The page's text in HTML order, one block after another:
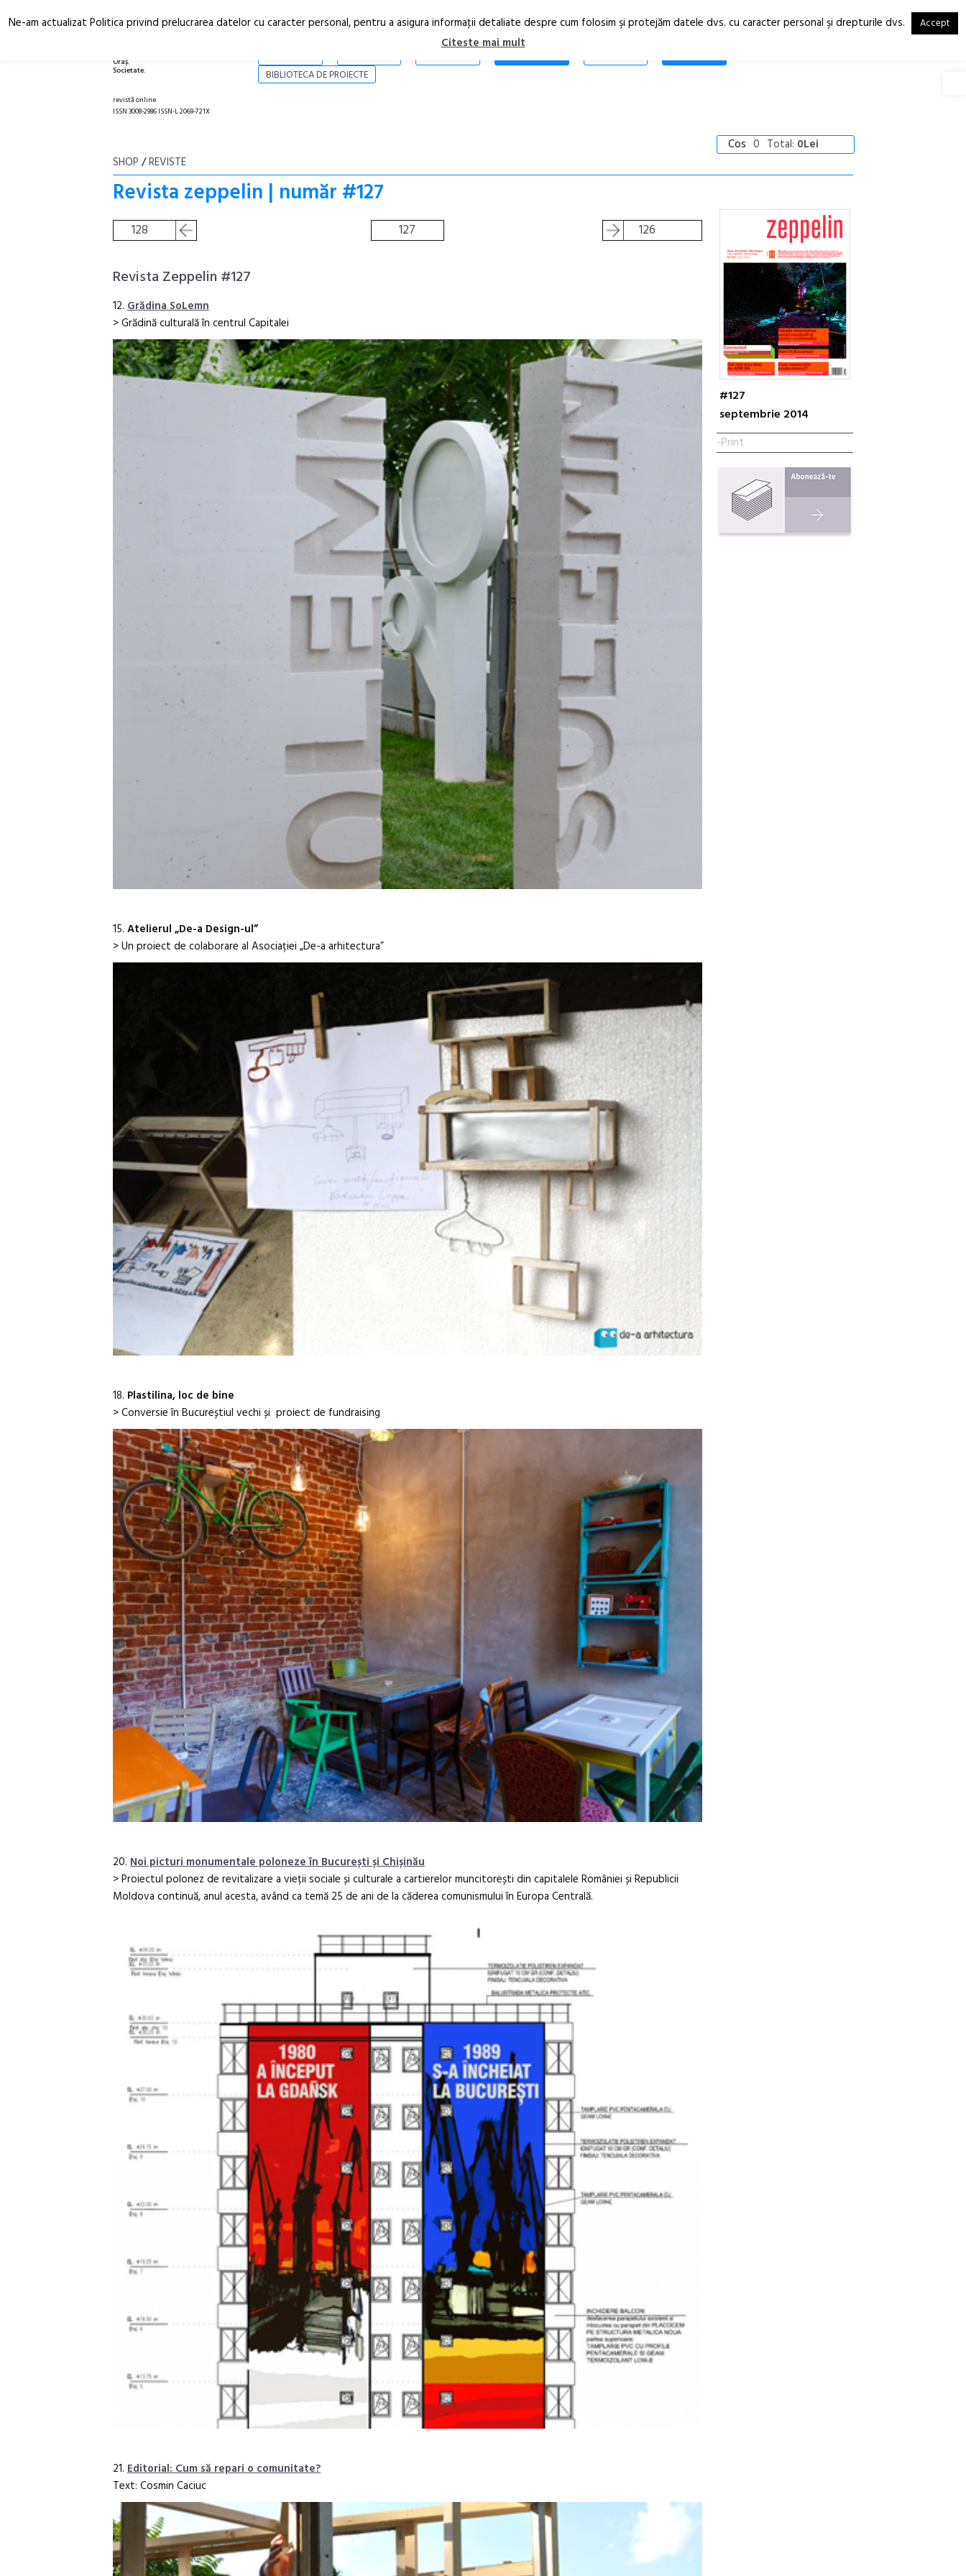
Oraș.
Societate.
RO
EN
REVISTA PRINT
SHOP
BIBLIOTECA DE PROIECTE
revistă online
ISSN 3008-2986 ISSN-L 2069-721X
Cos 0 Total: 0Lei
SHOP /REVISTE
Revista zeppelin | număr #127
128 127 126
Revista Zeppelin #127
12. Grădina SoLemn
> Grădină culturală în centrul Capitalei
15. Atelierul „De-a Design-ul”
> Un proiect de colaborare al Asociației „De-a arhitectura”
18. Plastilina, loc de bine
> Conversie în Bucureștiul vechi și proiect de fundraising
20. Noi picturi monumentale poloneze în București și Chișinău
> Proiectul polonez de revitalizare a vieții sociale și culturale a cartierelor muncitorești din capitalele României și Republicii
Moldova continuă, anul acesta, având ca temă 25 de ani de la căderea comunismului în Europa Centrală.
21. Editorial: Cum să repari o comunitate?
Text: Cosmin Caciuc
#127
septembrie 2014
-Print
Ne-am actualizat Politica privind prelucrarea datelor cu caracter personal, pentru a asigura informaţii detaliate despre cum folosim şi protejăm datele dvs. cu caracter personal şi drepturile dvs. Accept
Citeste mai mult